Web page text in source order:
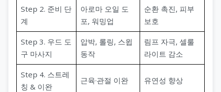
Step 2. 준비 단
계
아로마 오일 도
포, 워밍업
순환 촉진, 피부
보호
Step 3. 우드 도
구 마사지
압박, 롤링, 스윕
동작
림프 자극, 셀룰
라이트 감소
Step 4. 스트레
칭 & 이완
근육·관절 이완 유연성 향상